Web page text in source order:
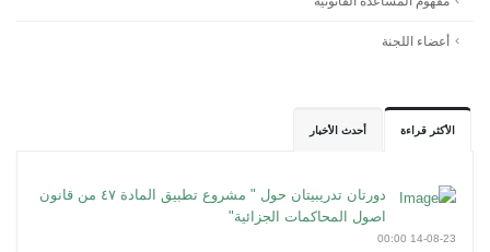
أعضاء اللجنة
الأكثر قراءة أحدث الأخبار
دورتان تدريبيتان حول " مشروع تطبيق المادة ٤٧ من قانون
اصول المحاكمات الجزائية"
14-08-23 00:00